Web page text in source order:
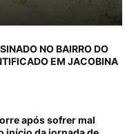
NO BAIRRO DO
EM JACOBINA
após sofrer mal